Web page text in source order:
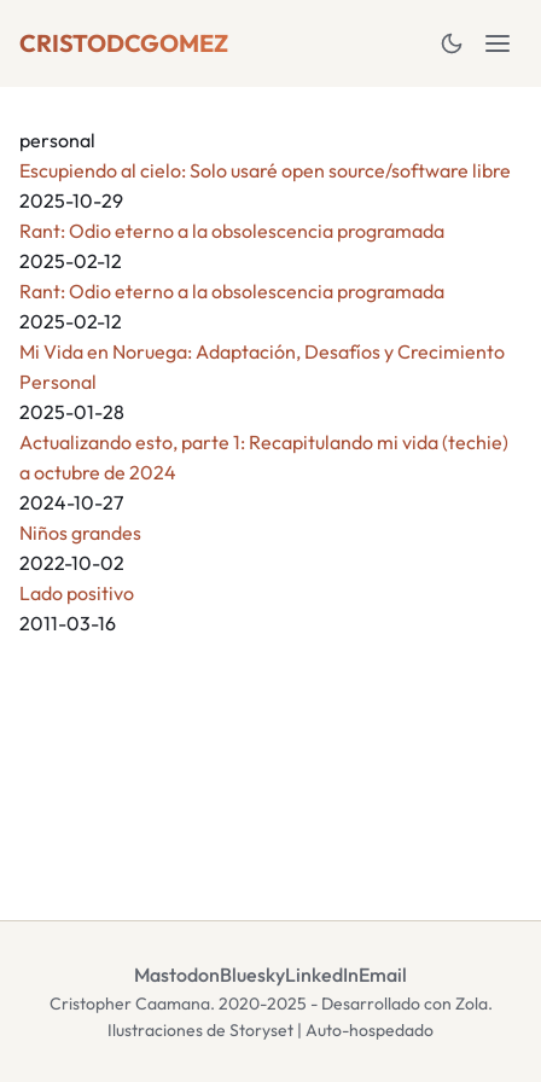
CRISTODCGOMEZ
personal
Escupiendo al cielo: Solo usaré open source/software libre
2025-10-29
Rant: Odio eterno a la obsolescencia programada
2025-02-12
Rant: Odio eterno a la obsolescencia programada
2025-02-12
Mi Vida en Noruega: Adaptación, Desafíos y Crecimiento
Personal
2025-01-28
Actualizando esto, parte 1: Recapitulando mi vida (techie)
a octubre de 2024
2024-10-27
Niños grandes
2022-10-02
Lado positivo
2011-03-16
MastodonBlueskyLinkedInEmail
Cristopher Caamana. 2020-2025 - Desarrollado con Zola.
Ilustraciones de Storyset | Auto-hospedado